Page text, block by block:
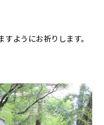
ようにお祈りします。